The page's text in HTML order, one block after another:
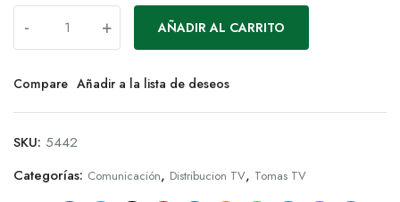
- + AÑADIR AL CARRITO
Compare Añadir a la lista de deseos
SKU: 5442
Categorías: Comunicación, Distribucion TV, Tomas TV